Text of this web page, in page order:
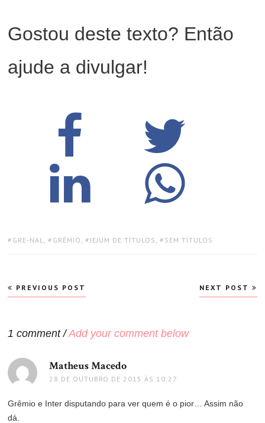
Gostou deste texto? Então
ajude a divulgar!
TAGS:
GRE-NAL , GRÊMIO , JEJUM DE TÍTULOS , SEM TÍTULOS
Navegação
de
PREVIOUS POST NEXT POST
1 comment /Add your comment below
Matheus Macedo
28 DE OUTUBRO DE 2015 ÀS 10:27
Grêmio e Inter disputando para ver quem é o pior… Assim não
dá.